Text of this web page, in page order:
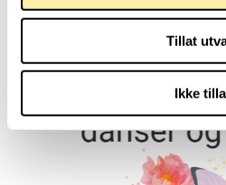
Tillat
Ikke
Parkinson Unity Walk
02.07.2026